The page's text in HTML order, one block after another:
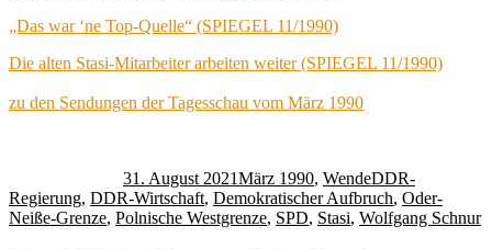
„Das war ‘ne Top-Quelle“ (SPIEGEL 11/1990)
Die alten Stasi-Mitarbeiter arbeiten weiter (SPIEGEL 11/1990)
zu den Sendungen der Tagesschau vom März 1990
31. August 2021März 1990, WendeDDR-
Regierung, DDR-Wirtschaft, Demokratischer Aufbruch, Oder-
Neiße-Grenze, Polnische Westgrenze, SPD, Stasi, Wolfgang Schnur